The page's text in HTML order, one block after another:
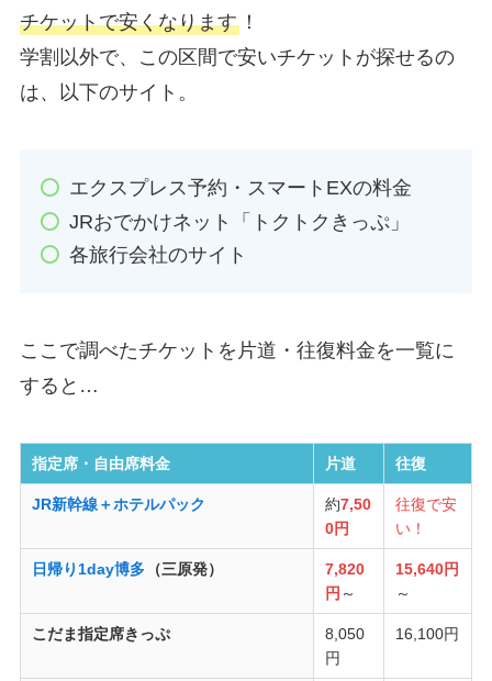
チケットで安くなります！
学割以外で、この区間で安いチケットが探せるの
は、以下のサイト。
エクスプレス予約・スマートEXの料金
JRおでかけネット「トクトクきっぷ」
各旅行会社のサイト
ここで調べたチケットを片道・往復料金を一覧に
すると…
指定席・自由席料金 片道 往復
JR新幹線＋ホテルパック 約7,50
0円
往復で安
い！
日帰り1day博多 （三原発）
7,820
円 ～
15,640円
～
こだま指定席きっぷ
8,050
円
16,100円